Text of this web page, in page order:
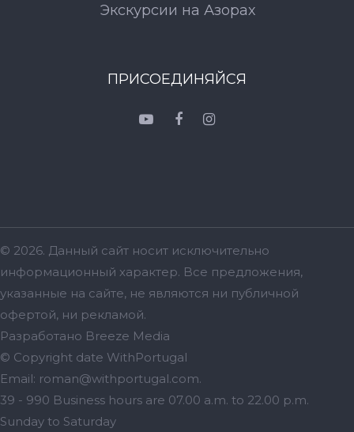
Экскурсии на Азорах
ПРИСОЕДИНЯЙСЯ
© 2026. Данный сайт носит исключительно
информационный характер. Bсе предложения,
указанные на сайте, не являются ни публичной
офертой, ни рекламой.
Разработано Breeze Media
© Copyright date WithPortugal
Email: roman@withportugal.com.
39 - 990 Business hours are 07.00 a.m. to 22.00 p.m.
Sunday to Saturday